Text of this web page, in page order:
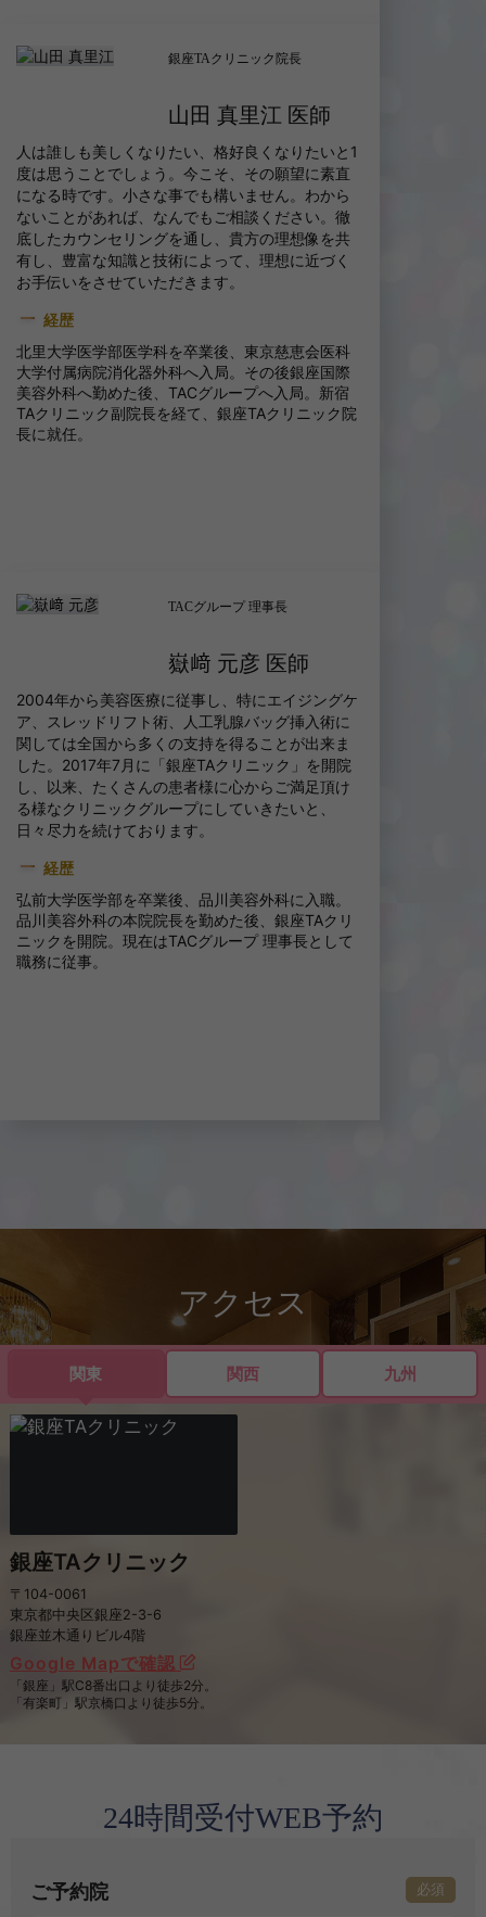
銀座TAクリニック院長
山田 真里江 医師
人は誰しも美しくなりたい、格好良くなりたいと1
度は思うことでしょう。今こそ、その願望に素直
になる時です。小さな事でも構いません。わから
ないことがあれば、なんでもご相談ください。徹
底したカウンセリングを通し、貴方の理想像を共
有し、豊富な知識と技術によって、理想に近づく
お手伝いをさせていただきます。
経歴
北里大学医学部医学科を卒業後、東京慈恵会医科
大学付属病院消化器外科へ入局。その後銀座国際
美容外科へ勤めた後、TACグループへ入局。新宿
TAクリニック副院長を経て、銀座TAクリニック院
長に就任。
TACグループ 理事長
嶽﨑 元彦 医師
2004年から美容医療に従事し、特にエイジングケ
ア、スレッドリフト術、人工乳腺バッグ挿入術に
関しては全国から多くの支持を得ることが出来ま
した。2017年7月に「銀座TAクリニック」を開院
し、以来、たくさんの患者様に心からご満足頂け
る様なクリニックグループにしていきたいと、
日々尽力を続けております。
経歴
弘前大学医学部を卒業後、品川美容外科に入職。
品川美容外科の本院院長を勤めた後、銀座TAクリ
ニックを開院。現在はTACグループ 理事長として
職務に従事。
アクセス
関東 関西 九州
銀座TAクリニック
〒104-0061
東京都中央区銀座2-3-6
銀座並木通りビル4階
Google Mapで確認
「銀座」駅C8番出口より徒歩2分。
「有楽町」駅京橋口より徒歩5分。
24時間受付WEB予約
ご予約院 必須